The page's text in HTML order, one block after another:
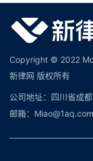
Copyright © 2022
新律网 版权所有
公司地址：四川省成
邮箱：Miao@1aq.com